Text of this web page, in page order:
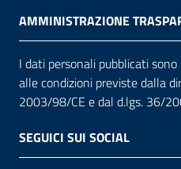
AMMINISTRAZIONE
I dati personali pubblicati
alle condizioni previste dalla
2003/98/CE e dal d.lgs. 36/
SEGUICI SUI SOCIAL